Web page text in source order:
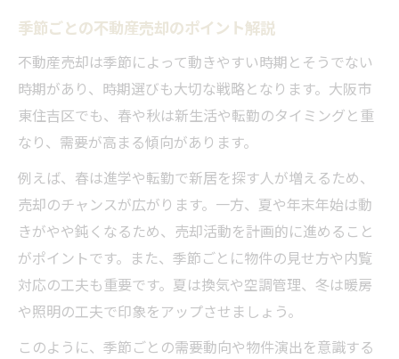
季節ごとの不動産売却のポイント解説
不動産売却は季節によって動きやすい時期とそうでない
時期があり、時期選びも大切な戦略となります。大阪市
東住吉区でも、春や秋は新生活や転勤のタイミングと重
なり、需要が高まる傾向があります。
例えば、春は進学や転勤で新居を探す人が増えるため、
売却のチャンスが広がります。一方、夏や年末年始は動
きがやや鈍くなるため、売却活動を計画的に進めること
がポイントです。また、季節ごとに物件の見せ方や内覧
対応の工夫も重要です。夏は換気や空調管理、冬は暖房
や照明の工夫で印象をアップさせましょう。
このように、季節ごとの需要動向や物件演出を意識する